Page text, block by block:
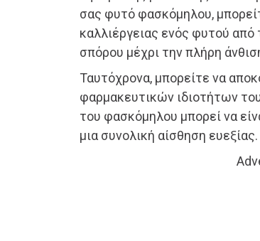
σας φυτό φασκόμηλου,
καλλιέργειας ενός φυτού από
σπόρου μέχρι την πλήρη
Ταυτόχρονα, μπορείτε να
φαρμακευτικών ιδιοτήτων
του φασκόμηλου μπορεί να
μια συνολική αίσθηση ευεξίας.